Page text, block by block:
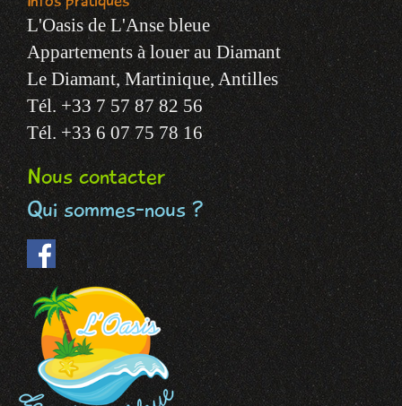
L'Oasis de L'Anse bleue
Appartements à louer au Diamant
Le Diamant, Martinique, Antilles
Tél. +33 7 57 87 82 56
Tél. +33 6 07 75 78 16
Nous contacter
Qui sommes-nous ?
Facebook
(le
lien
est
externe)